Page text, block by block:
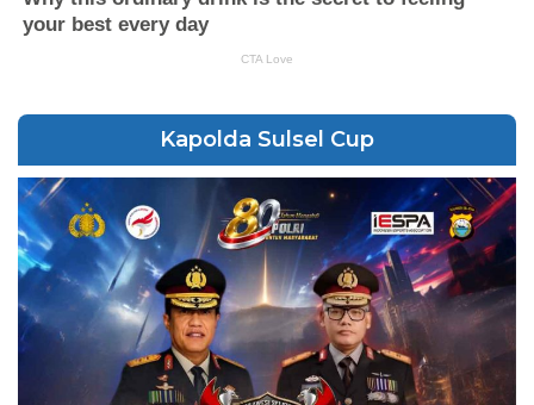
Kapolda Sulsel Cup